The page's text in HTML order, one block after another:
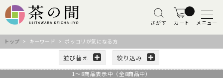
さがす カート メニュー
トップ > キーワード > ポッコリが気になる方
並び替え 絞り込み
1 ～8商品表示中（全8商品中）